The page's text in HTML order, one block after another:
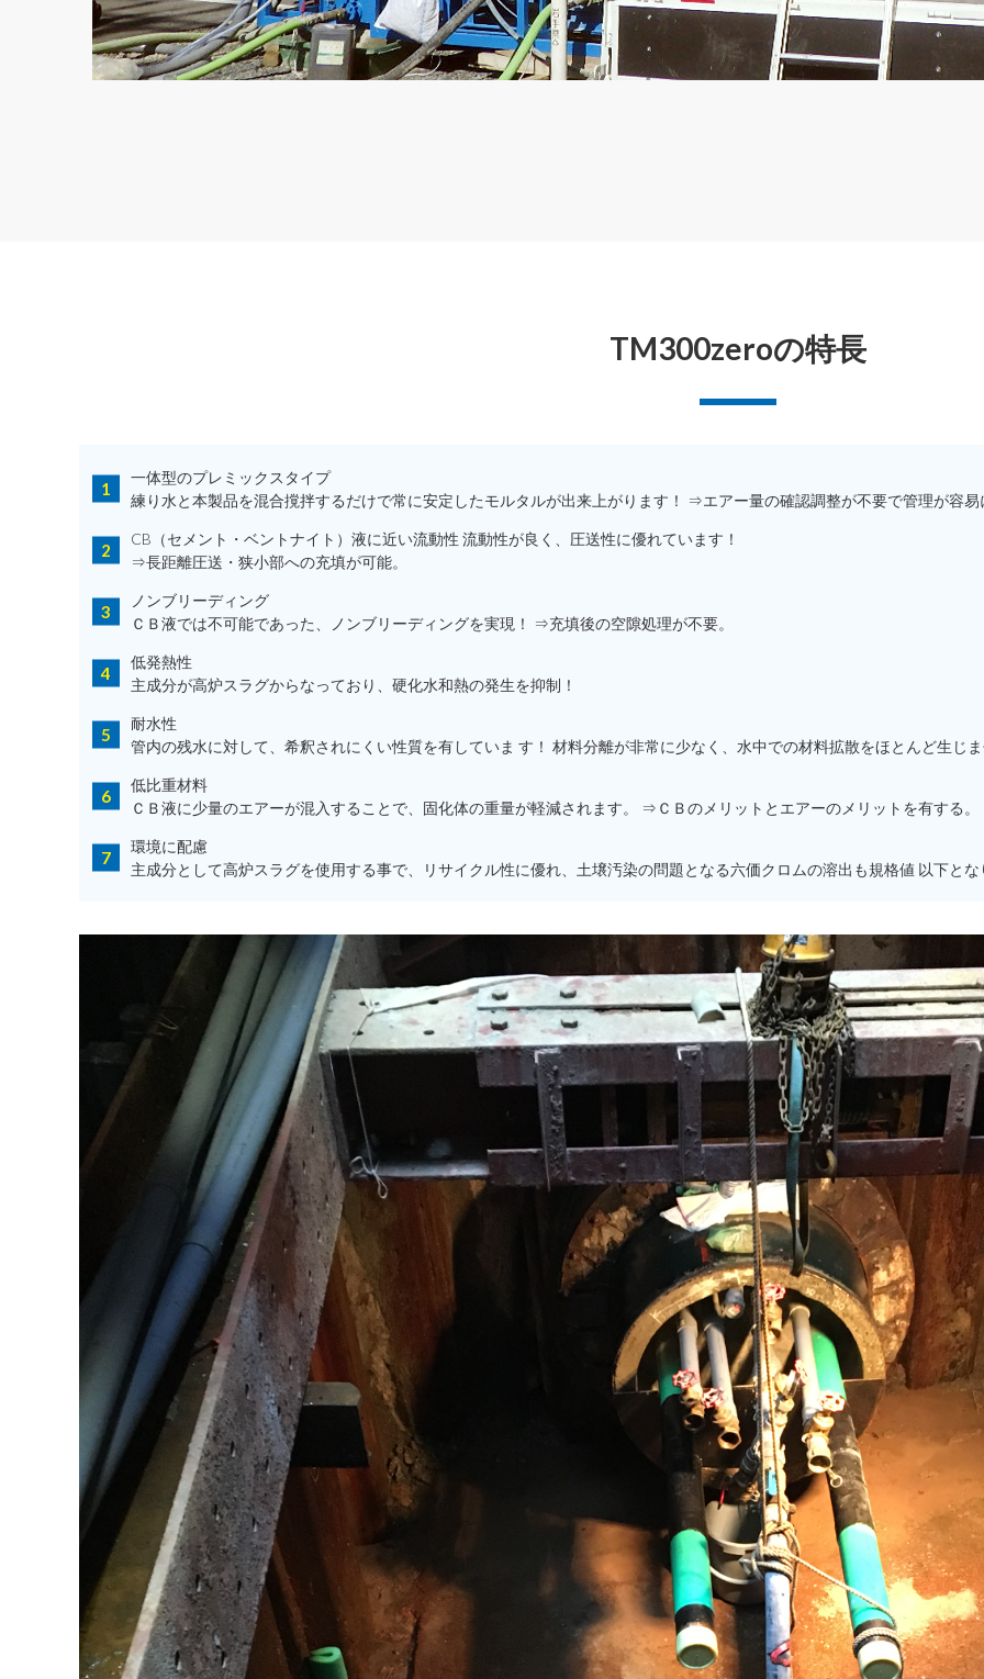
TM300zeroの特長
一体型のプレミックスタイプ
練り水と本製品を混合撹拌するだけで常に安定したモルタルが出来上がります！ ⇒エアー量の確認調整が不要で管理が容易
CB（セメント・ベントナイト）液に近い流動性 流動性が良く、圧送性に優れています！
⇒⾧距離圧送・狭小部への充填が可能。
ノンブリーディング
ＣＢ液では不可能であった、ノンブリーディングを実現！ ⇒充填後の空隙処理が不要。
低発熱性
主成分が高炉スラグからなっており、硬化水和熱の発生を抑制！
耐水性
管内の残水に対して、希釈されにくい性質を有していま す！ 材料分離が非常に少なく、水中での材料拡散をほとんど生じ
低⽐重材料
ＣＢ液に少量のエアーが混⼊することで、固化体の重量が軽減されます。 ⇒ＣＢのメリットとエアーのメリットを有する。
環境に配慮
主成分として高炉スラグを使用する事で、リサイクル性に優れ、土壌汚染の問題となる六価クロムの溶出も規格値 以下と